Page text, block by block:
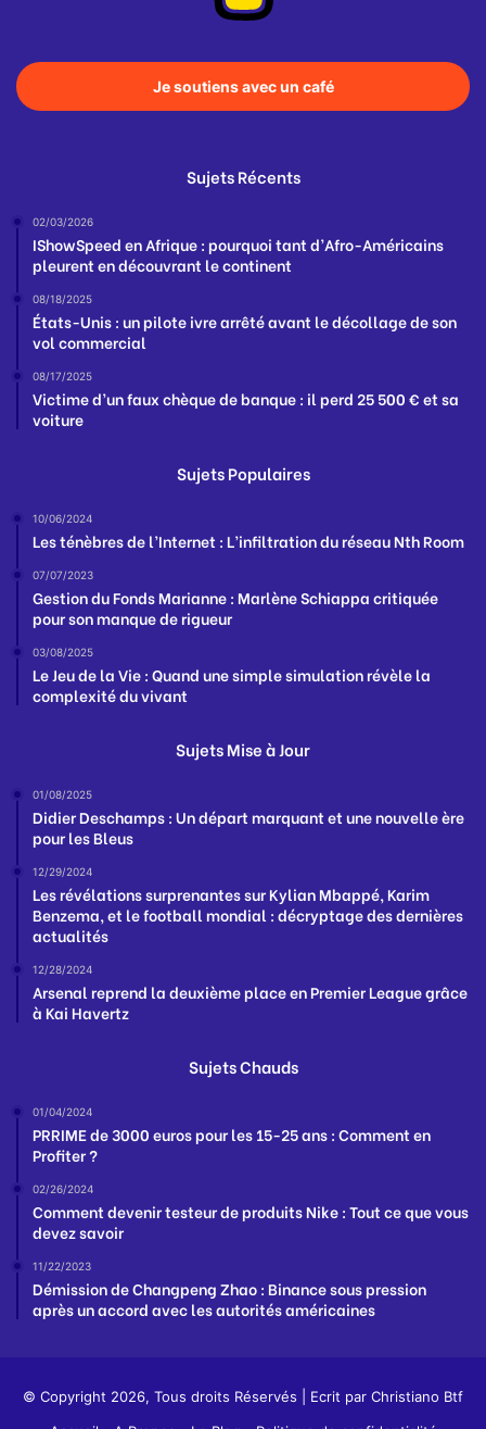
Je soutiens avec un café
Sujets Récents
02/03/2026
IShowSpeed en Afrique : pourquoi tant d’Afro-Américains
pleurent en découvrant le continent
08/18/2025
États-Unis : un pilote ivre arrêté avant le décollage de son
vol commercial
08/17/2025
Victime d’un faux chèque de banque : il perd 25 500 € et sa
voiture
Sujets Populaires
10/06/2024
Les ténèbres de l’Internet : L’infiltration du réseau Nth Room
07/07/2023
Gestion du Fonds Marianne : Marlène Schiappa critiquée
pour son manque de rigueur
03/08/2025
Le Jeu de la Vie : Quand une simple simulation révèle la
complexité du vivant
Sujets Mise à Jour
01/08/2025
Didier Deschamps : Un départ marquant et une nouvelle ère
pour les Bleus
12/29/2024
Les révélations surprenantes sur Kylian Mbappé, Karim
Benzema, et le football mondial : décryptage des dernières
actualités
12/28/2024
Arsenal reprend la deuxième place en Premier League grâce
à Kai Havertz
Sujets Chauds
01/04/2024
PRRIME de 3000 euros pour les 15-25 ans : Comment en
Profiter ?
02/26/2024
Comment devenir testeur de produits Nike : Tout ce que vous
devez savoir
11/22/2023
Démission de Changpeng Zhao : Binance sous pression
après un accord avec les autorités américaines
© Copyright 2026, Tous droits Réservés | Ecrit par Christiano Btf